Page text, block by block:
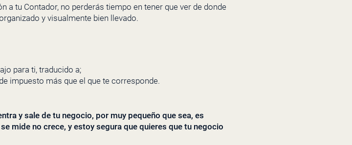
a tu Contador, no perderás tiempo en tener que ver de donde
y visualmente bien llevado.
para ti, traducido a;
impuesto más que el que te corresponde.
y sale de tu negocio, por muy pequeño que sea, es
mide no crece, y estoy segura que quieres que tu negocio